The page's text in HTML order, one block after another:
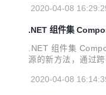
2020-04-08
.NET 组件集
.NET 组件集
源的新方法，通过
2020-04-08